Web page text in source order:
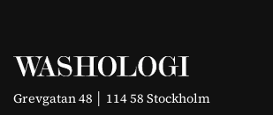
Grevgatan 48 │ 114 58 Stockholm